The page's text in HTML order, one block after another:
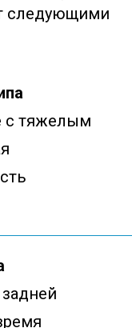
следующими
с тяжелым